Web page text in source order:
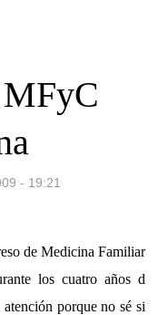
MFyC
- 19:21
de Medicina Familiar
los cuatro años d
porque no sé si